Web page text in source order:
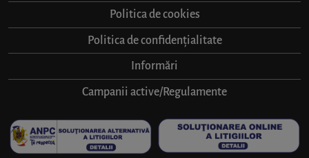
Politica de cookies
Politica de confidențialitate
Informări
Campanii active/Regulamente